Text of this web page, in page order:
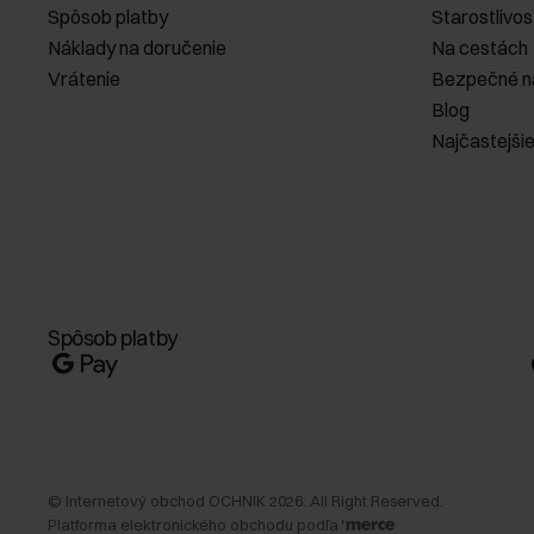
Spôsob platby
Náklady na doručenie
Vrátenie
Na cestách
Bezpečné
Blog
Spôsob platby
© Internetový obchod OCHNIK 2026. All Right Reserved.
Platforma elektronického obchodu podľa